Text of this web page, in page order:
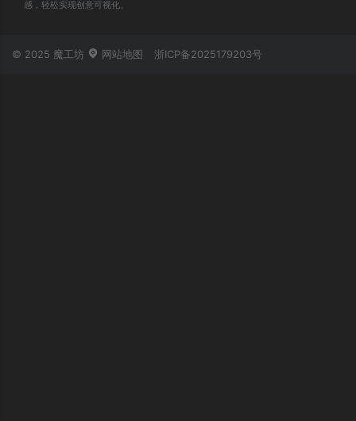
感，轻松实现创意可视化。
© 2025 魔工坊 网站地图 浙ICP备2025179203号